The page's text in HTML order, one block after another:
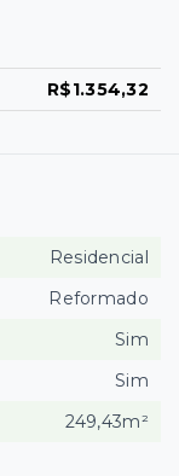
R$1.354,32
Residencial
Reformado
Sim
Sim
249,43m²